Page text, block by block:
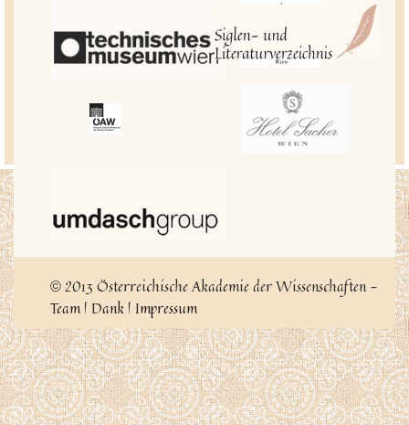
© 2013 Österreichische Akademie der Wissenschaften -
Team| Dank | Impressum